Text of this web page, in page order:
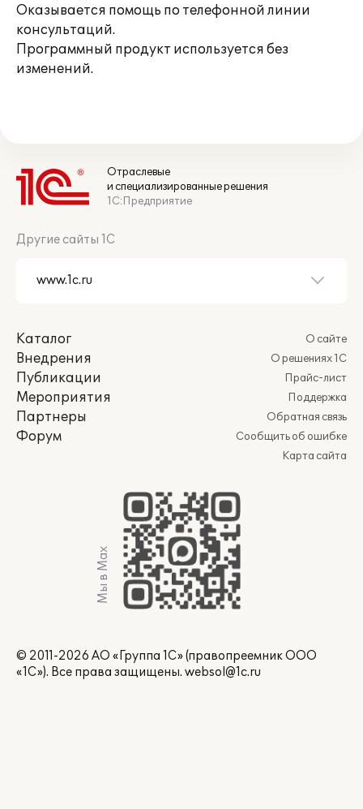
Оказывается помощь по телефонной линии
консультаций.
Программный продукт используется без
изменений.
Отраслевые
и специализированные решения
1С:Предприятие
Другие сайты 1С
Каталог
Внедрения
Публикации
Мероприятия
Партнеры
Форум
О сайте
О решениях 1С
Прайс-лист
Поддержка
Обратная связь
Сообщить об ошибке
Карта сайта
Мы в Max
© 2011-2026 АО «Группа 1С» (правопреемник ООО
«1С»). Все права защищены. websol@1c.ru